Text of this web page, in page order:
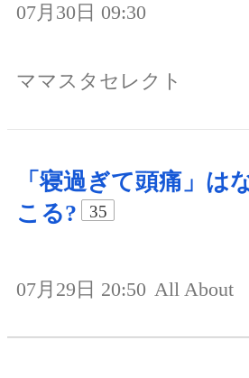
07月30日 09:30
ママスタセレクト
「寝過ぎて頭痛」は
こる?
35
07月29日 20:50 All About